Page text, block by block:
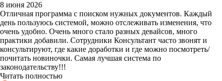
8 июня 2026
Отличная программа с поиском нужных документов. Каждый
день пользуюсь системой, можно отслеживать изменения, что
очень удобно. Очень много стало разных девайсов, много
практики добавили. Сотрудники Консультант часто звонят и
консультируют, где какие доработки и где можно посмотреть/
почитать новиночки. Самая лучшая система по
законодательству!!!
Читать полностью